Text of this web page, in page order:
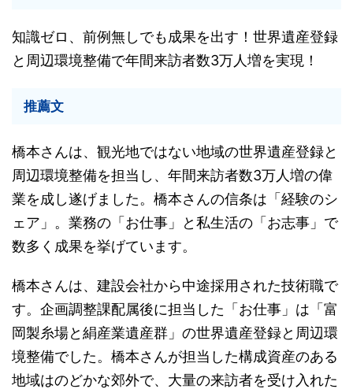
知識ゼロ、前例無しでも成果を出す！世界遺産登録
と周辺環境整備で年間来訪者数3万人増を実現！
推薦文
橋本さんは、観光地ではない地域の世界遺産登録と
周辺環境整備を担当し、年間来訪者数3万人増の偉
業を成し遂げました。橋本さんの信条は「経験のシ
ェア」。業務の「お仕事」と私生活の「お志事」で
数多く成果を挙げています。
橋本さんは、建設会社から中途採用された技術職で
す。企画調整課配属後に担当した「お仕事」は「富
岡製糸場と絹産業遺産群」の世界遺産登録と周辺環
境整備でした。橋本さんが担当した構成資産のある
地域はのどかな郊外で、大量の来訪者を受け入れた